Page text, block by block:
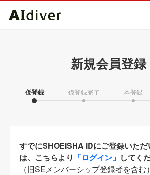
新規会員登録
仮登録 仮登録完了 本登録
すでにSHOEISHA iDにご登録いただ
は、こちらより 「ログイン」 してく
（旧SEメンバーシップ登録者を含む）